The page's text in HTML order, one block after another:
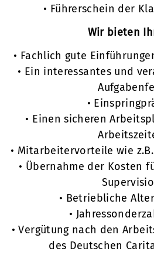
• Führerschein der
Wir bieten
• Fachlich gute
• Ein interessantes und
•
• Einen sicheren
• Mitarbeitervorteile wie
• Übernahme der Kosten
• Betriebliche
•
• Vergütung nach den
des Deutschen